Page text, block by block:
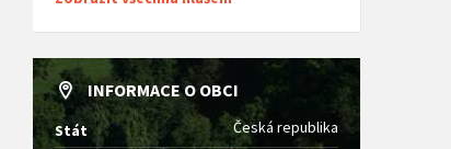
INFORMACE O OBCI
Stát Česká republika